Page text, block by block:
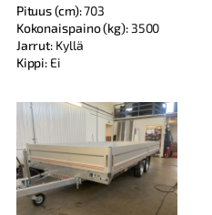
Pituus (cm):703
Kokonaispaino (kg): 3500
Jarrut: Kyllä
Kippi: Ei